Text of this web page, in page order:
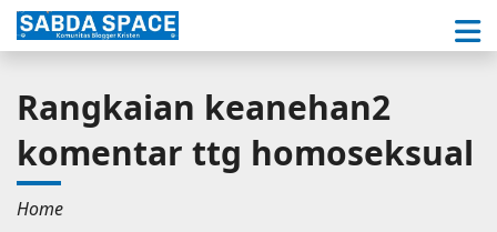
Rangkaian keanehan2
komentar ttg homoseksual
Home